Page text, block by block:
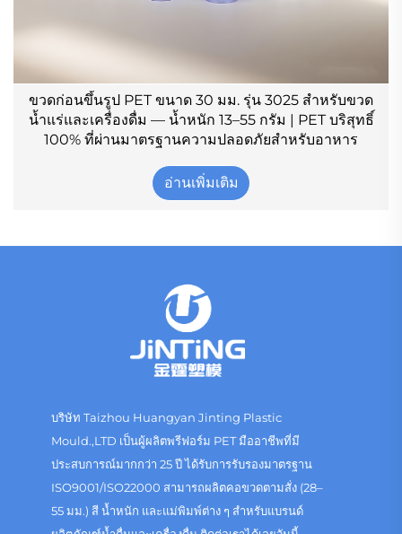
ขวดก่อนขึ้นรูป PET ขนาด 30 มม. รุ่น 3025 สำหรับขวด
น้ำแร่และเครื่องดื่ม — น้ำหนัก 13–55 กรัม | PET บริสุทธิ์
100% ที่ผ่านมาตรฐานความปลอดภัยสำหรับอาหาร
อ่านเพิ่มเติม
บริษัท Taizhou Huangyan Jinting Plastic
Mould.,LTD เป็นผู้ผลิตพรีฟอร์ม PET มืออาชีพที่มี
ประสบการณ์มากกว่า 25 ปี ได้รับการรับรองมาตรฐาน
ISO9001/ISO22000 สามารถผลิตคอขวดตามสั่ง (28–
55 มม.) สี น้ำหนัก และแม่พิมพ์ต่าง ๆ สำหรับแบรนด์